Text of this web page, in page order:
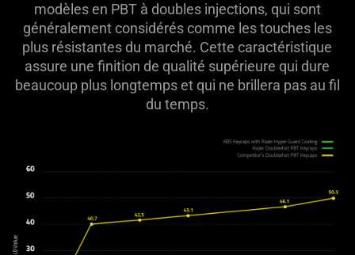
modèles en PBT à doubles injections, qui sont
généralement considérés comme les touches les
plus résistantes du marché. Cette caractéristique
assure une finition de qualité supérieure qui dure
beaucoup plus longtemps et qui ne brillera pas au fil
du temps.